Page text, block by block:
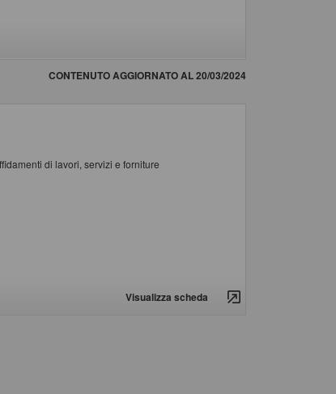
CONTENUTO AGGIORNATO AL 20/03/2024
di lavori, servizi e forniture
Visualizza scheda